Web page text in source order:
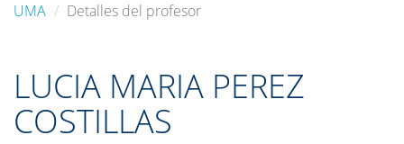
UMA
Detalles del profesor
LUCIA MARIA PEREZ
COSTILLAS